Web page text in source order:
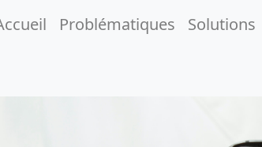
Problématiques Solutions